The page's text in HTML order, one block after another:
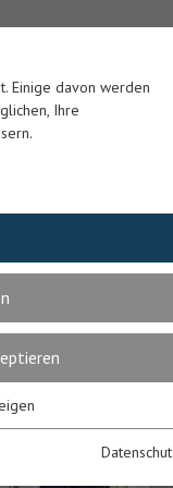
Einige davon werden
Ihre
der Webseite